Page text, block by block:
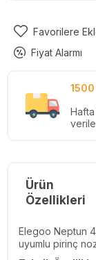
Favorilere
Fiyat Alarmı
Ürün
Özellikleri
Elegoo Neptun
uyumlu pirinç